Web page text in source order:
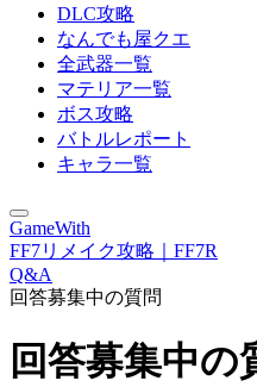
DLC攻略
なんでも屋クエ
全武器一覧
マテリア一覧
ボス攻略
バトルレポート
キャラ一覧
GameWith
FF7リメイク攻略｜FF7R
Q&A
回答募集中の質問
回答募集中の